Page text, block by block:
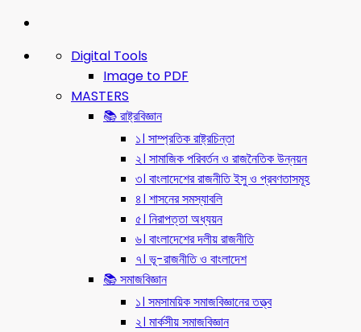
Digital Tools
Image to PDF
MASTERS
📚 রাষ্ট্রবিজ্ঞান
১। সাম্প্রতিক রাষ্ট্রচিন্তা
২। সামাজিক পরিবর্তন ও রাজনৈতিক উন্নয়ন
৩। বাংলাদেশের রাজনীতি ইসু ও প্রবণতাসমূহ
৪। শাসনের সমস্যাবলি
৫। নিরাপত্তা অধ্যয়ন
৬। বাংলাদেশের দলীয় রাজনীতি
৭। ভূ-রাজনীতি ও বাংলাদেশ
📚 সমাজবিজ্ঞান
১। সমসাময়িক সমাজবিজ্ঞানের তত্ত্ব
২। মার্কসীয় সমাজবিজ্ঞান